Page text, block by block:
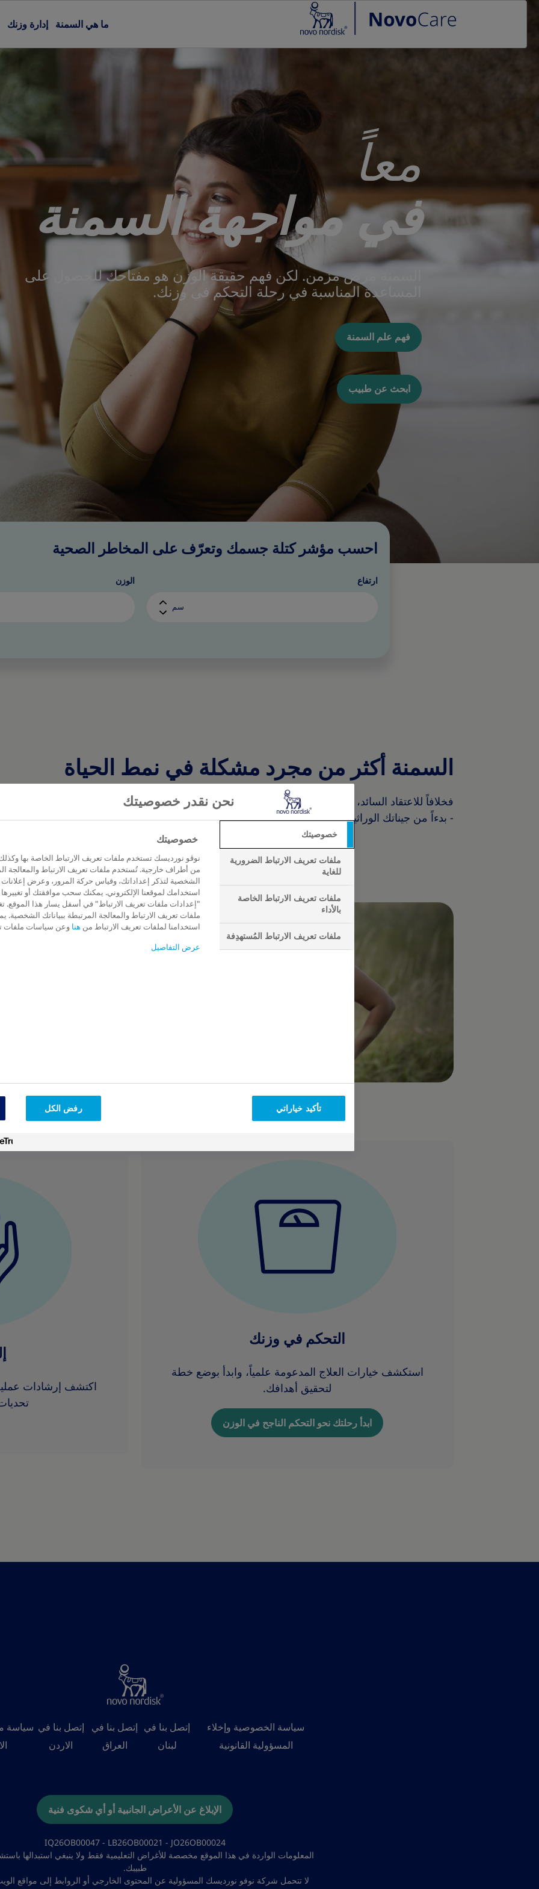
ما هي السمنة إدارة وزنك
معاً
في مواجهة السمنة
السمنة مرض مزمن. لكن فهم حقيقة الوزن هو مفتاحك للحصول على
المساعدة المناسبة في رحلة التحكم في وزنك.
فهم علم السمنة
ابحث عن طبيب
احسب مؤشر كتلة جسمك وتعرّف على المخاطر الصحية
ارتفاع
سم
الوزن
السمنة أكثر من مجرد مشكلة في نمط الحياة
فخلافاً للاعتقاد السائد، التحكم في السمنة والوزن ليس مجرد معادلة بسيطة تقوم على تقليل الطعام
- بدءاً من جيناتك الوراثية وصولاً إلى محيطك البيئي، عوامل عديدة تتشابك لتؤثر على وزنك وتطور
هل تحتاج إلى
مع أخصائي
ندرك تماماً صعوبة التحدث عن
يساعدك في إدارة حوار فعال
التحكم في وزنك
استكشف خيارات العلاج المدعومة علمياً، وابدأ بوضع خطة
لتحقيق أهدافك.
ابدأ رحلتك نحو التحكم الناجح في الوزن
اكتشف إرشادات
سياسة الخصوصية وإخلاء
المسؤولية القانونية
إتصل بنا في
لبنان
إتصل بنا في
العراق
إتصل بنا في
الاردن
سياسة
الإبلاغ عن الأعراض الجانبية أو أي شكوى فنية
IQ26OB00047 - LB26OB00021 - JO26OB00024
المعلومات الواردة في هذا الموقع مخصصة للأغراض التعليمية فقط ولا ينبغي استبدالها
طبيبك.
لا تتحمل شركة نوفو نورديسك المسؤولية عن المحتوى الخارجي أو الروابط إلى مواقع
نحن نقدر خصوصيتك
خصوصيتك
ملفات تعريف الارتباط الضرورية
للغاية
ملفات تعريف الارتباط الخاصة
بالأداء
ملفات تعريف الارتباط المُستهدِفة
خصوصيتك
نوڤو نورديسك تستخدم ملفات تعريف الارتباط الخاصة بها
من أطراف خارجية. تُستخدم ملفات تعريف الارتباط والمعالجة
الشخصية لتذكر إعداداتك، وقياس حركة المرور، وعرض
استخدامك لموقعنا الإلكتروني. يمكنك سحب موافقتك أو تغييرها
"إعدادات ملفات تعريف الارتباط" في أسفل يسار هذا الموقع.
ملفات تعريف الارتباط والمعالجة المرتبطة ببياناتك الشخصية.
استخدامنا لملفات تعريف الارتباط من هنا وعن سياسات ملفات
عرض التفاصيل
تأكيد خياراتي رفض الكل